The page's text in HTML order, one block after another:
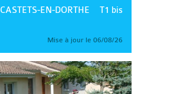
T1 bis
CASTETS-EN-DORTHE
Mise à jour le 06/08/26